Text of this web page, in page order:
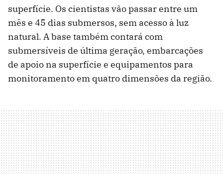
superfície. Os cientistas vão passar entre um
mês e 45 dias submersos, sem acesso à luz
natural. A base também contará com
submersíveis de última geração, embarcações
de apoio na superfície e equipamentos para
monitoramento em quatro dimensões da região.